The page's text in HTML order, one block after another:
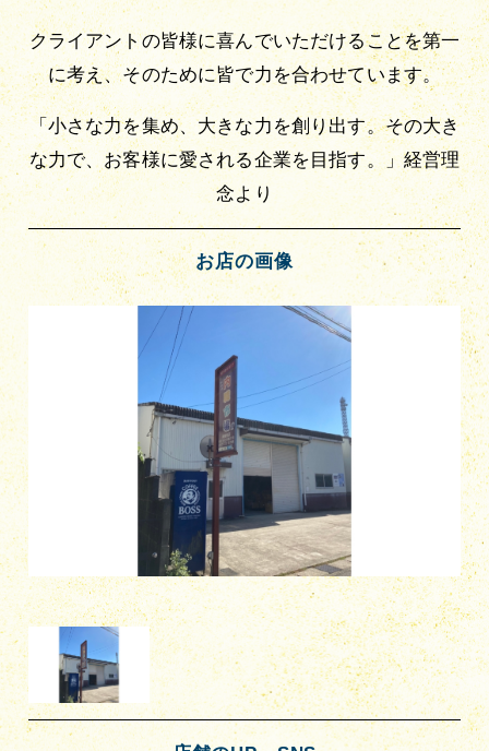
クライアントの皆様に喜んでいただけることを第一
に考え、そのために皆で力を合わせています。
「小さな力を集め、大きな力を創り出す。その大き
な力で、お客様に愛される企業を目指す。」経営理
念より
お店の画像